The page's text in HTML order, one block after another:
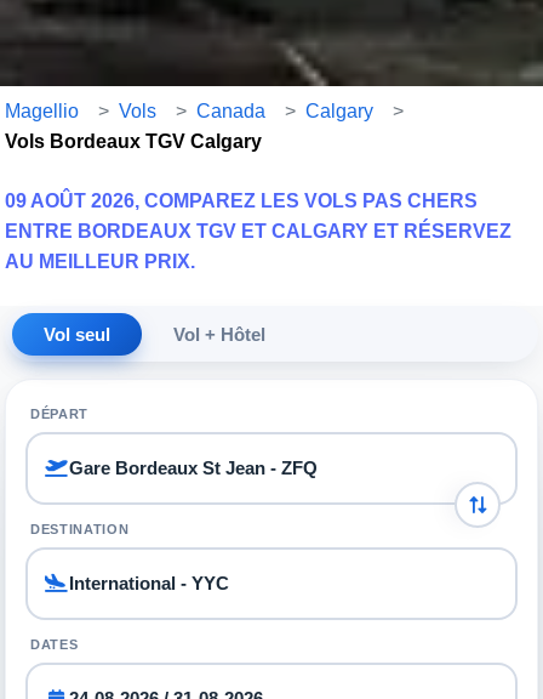
Magellio > Vols > Canada > Calgary
>
Vols Bordeaux TGV Calgary
09 AOÛT 2026, COMPAREZ LES VOLS PAS CHERS
ENTRE BORDEAUX TGV ET CALGARY ET RÉSERVEZ
AU MEILLEUR PRIX.
Vol seul Vol + Hôtel
DÉPART
DESTINATION
DATES